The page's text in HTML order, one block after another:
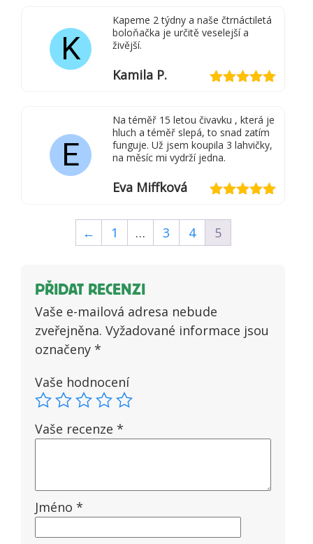
K
Kapeme 2 týdny a naše čtrnáctiletá
boloňačka je určitě veselejší a
živější.
Kamila P.
E
Na téměř 15 letou čivavku , která je
hluch a téměř slepá, to snad zatím
funguje. Už jsem koupila 3 lahvičky,
na měsíc mi vydrží jedna.
z 5
Eva Miffková
← 1 … 3 4 5
PŘIDAT RECENZI
Vaše e-mailová adresa nebude
zveřejněna. Vyžadované informace jsou
označeny *
Vaše hodnocení
Vaše recenze *
Jméno *